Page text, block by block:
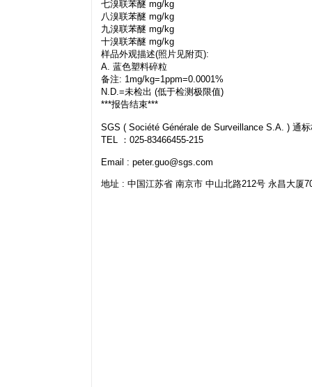
七溴联苯醚 mg/kg
八溴联苯醚 mg/kg
九溴联苯醚 mg/kg
十溴联苯醚 mg/kg
样品外观描述(照片见附页):
A. 蓝色塑料碎粒
备注: 1mg/kg=1ppm=0.0001%
N.D.=未检出 (低于检测极限值)
***报告结束***
SGS ( Société Générale de Surveillance S.A. ) 通
TEL ：025-83466455-215
Email : peter.guo@sgs.com
地址 : 中国江苏省 南京市 中山北路212号 永昌大厦